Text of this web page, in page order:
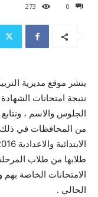
0
273
ينشر موقع مديرية
نتيجة امتحانات الشهادة
الجلوس والاسم ،
من المحافظات في
طلابها من طلاب
الامتحانات الخاصة
الحالي .